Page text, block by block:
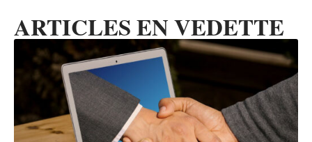
ARTICLES EN VEDETTE